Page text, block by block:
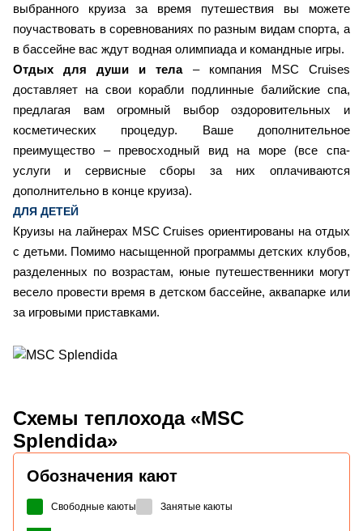
выбранного круиза за время путешествия вы можете
поучаствовать в соревнованиях по разным видам спорта, а
в бассейне вас ждут водная олимпиада и командные игры.
Отдых для души и тела– компания MSC Cruises
доставляет на свои корабли подлинные балийские спа,
предлагая вам огромный выбор оздоровительных и
косметических процедур. Ваше дополнительное
преимущество – превосходный вид на море (все спа-
услуги и сервисные сборы за них оплачиваются
дополнительно в конце круиза).
ДЛЯ ДЕТЕЙ
Круизы на лайнерах MSC Cruises ориентированы на отдых
с детьми. Помимо насыщенной программы детских клубов,
разделенных по возрастам, юные путешественники могут
весело провести время в детском бассейне, аквапарке или
за игровыми приставками.
Схемы теплохода «MSC
Splendida»
Обозначения кают
Свободные каюты Занятые каюты